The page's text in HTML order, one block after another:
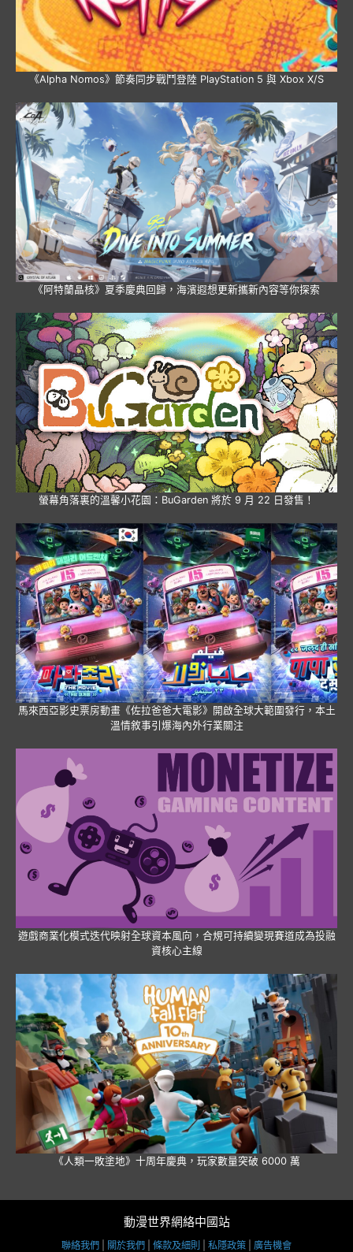
《Alpha Nomos》節奏同步戰鬥登陸 PlayStation 5 與 Xbox X/S
《阿特蘭晶核》夏季慶典回歸，海濱遐想更新攜新內容等你探索
螢幕角落裏的溫馨小花園：BuGarden 將於 9 月 22 日發售！
馬來西亞影史票房動畫《佐拉爸爸大電影》開啟全球大範圍發行，本土
溫情敘事引爆海內外行業關注
遊戲商業化模式迭代映射全球資本風向，合規可持續變現賽道成為投融
資核心主線
《人類一敗塗地》十周年慶典，玩家數量突破 6000 萬
動漫世界網絡中國站
聯絡我們 關於我們 條款及細則 私隱政策 廣告機會